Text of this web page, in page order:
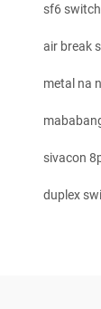
sf6
air break
metal na
sivacon
duplex